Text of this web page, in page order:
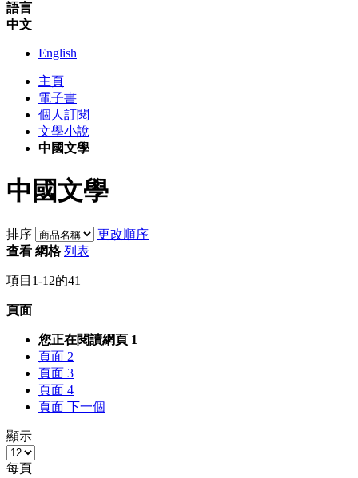
語言
中文
English
主頁
電子書
個人訂閱
文學小說
中國文學
中國文學
排序
更改順序
查看 網格 列表
項目 1-12的41
頁面
您正在閱讀網頁 1
頁面 2
頁面 3
頁面 4
頁面 下一個
顯示
每頁